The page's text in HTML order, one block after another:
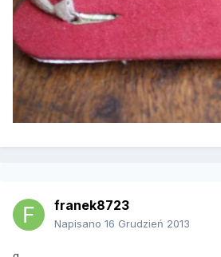
franek8723
Napisano 16 Grudzień 2013